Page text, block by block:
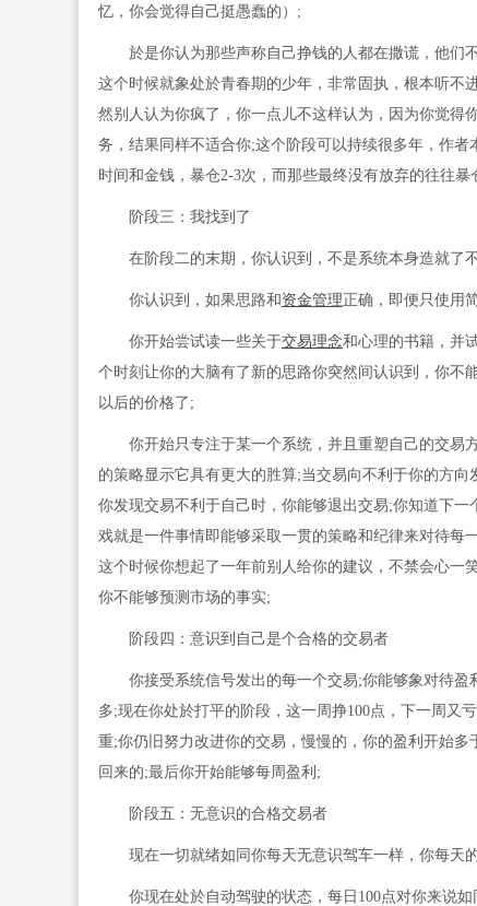
忆，你会觉得自己挺愚蠢的）;
於是你认为那些声称自己挣钱的人都在撒谎，他们
这个时候就象处於青春期的少年，非常固执，根本听不
然别人认为你疯了，你一点儿不这样认为，因为你觉得
务，结果同样不适合你;这个阶段可以持续很多年，作
时间和金钱，暴仓2-3次，而那些最终没有放弃的往往暴
阶段三：我找到了
在阶段二的末期，你认识到，不是系统本身造就了
你认识到，如果思路和资金管理正确，即便只使用
你开始尝试读一些关于交易理念和心理的书籍，并
个时刻让你的大脑有了新的思路你突然间认识到，你不
以后的价格了;
你开始只专注于某一个系统，并且重塑自己的交易
的策略显示它具有更大的胜算;当交易向不利于你的方
你发现交易不利于自己时，你能够退出交易;你知道下
戏就是一件事情即能够采取一贯的策略和纪律来对待每
这个时候你想起了一年前别人给你的建议，不禁会心一
你不能够预测市场的事实;
阶段四：意识到自己是个合格的交易者
你接受系统信号发出的每一个交易;你能够象对待盈
多;现在你处於打平的阶段，这一周挣100点，下一周又
重;你仍旧努力改进你的交易，慢慢的，你的盈利开始
回来的;最后你开始能够每周盈利;
阶段五：无意识的合格交易者
现在一切就绪如同你每天无意识驾车一样，你每天
你现在处於自动驾驶的状态，每日100点对你来说如